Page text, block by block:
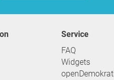
Service
FAQ
Widgets